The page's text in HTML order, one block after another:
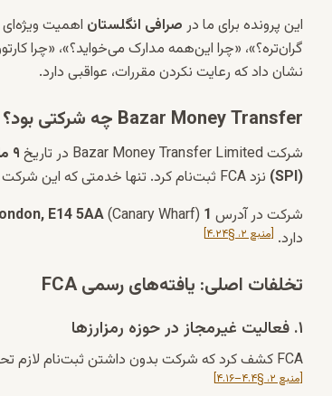
این پرونده برای ما در صرافی انگلستان اهمیت ویژه‌ای
گران‌تره؟»، «چرا این‌همه مدارک می‌خواید؟»، «چرا
نشان داد که رعایت نکردن مقررات، عواقبی دارد.
Bazar Money Transfer چه شرکتی بود؟
شرکت Bazar Money Transfer Limited در تاریخ ۹ مارس ۲۰۲۰
(SPI) نزد FCA ثبت‌نام کرد. تنها خدمتی که این شرکت مجوز ارائه آن را داشت،
شرکت در آدرس 1 Canada Square, London, E14 5AA
دارد. [منبع ۲، §۴.۲۴]
تخلفات اصلی: یافته‌های رسمی FCA
۱. فعالیت غیرمجاز در حوزه رمزارزها
FCA کشف کرد که شرکت بدون داشتن ثبت‌نام لازم تحت
[منبع ۲، §۴.۴–۴.۱۶]